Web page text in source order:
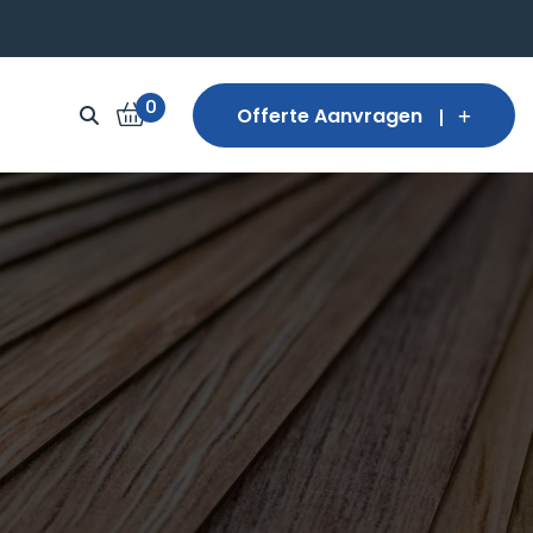
0 Offerte Aanvragen